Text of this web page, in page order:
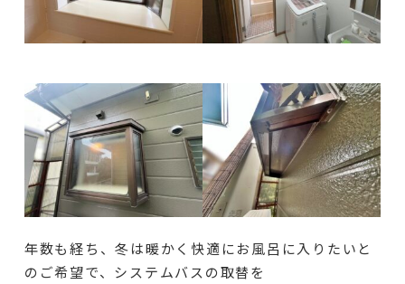
年数も経ち、冬は暖かく快適にお風呂に入りたいと
のご希望で、システムバスの取替を